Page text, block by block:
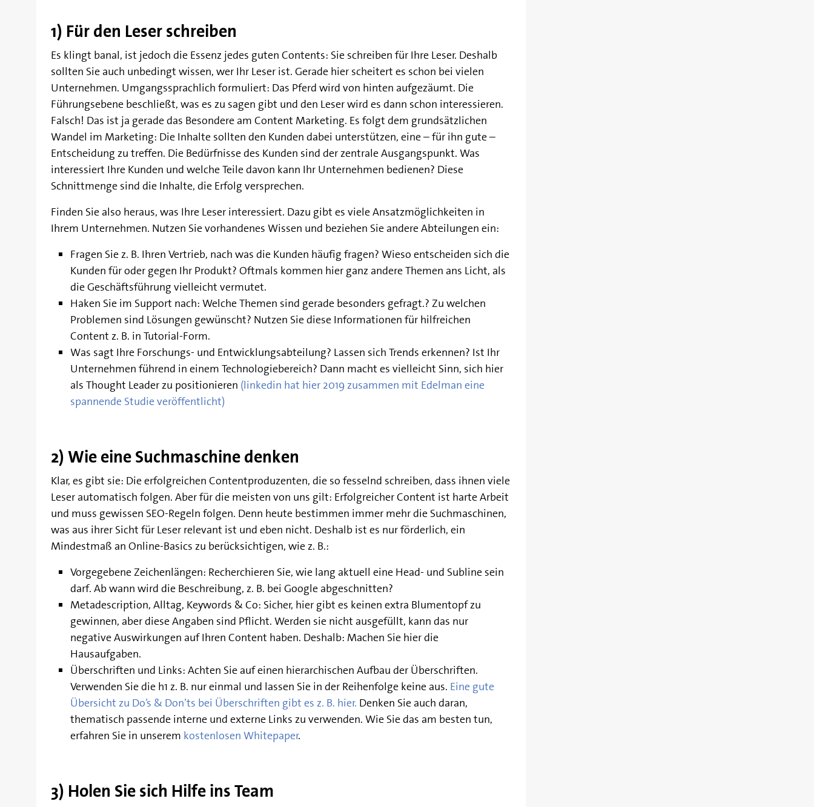
1) Für den Leser schreiben
Es klingt banal, ist jedoch die Essenz jedes guten Contents: Sie schreiben für Ihre Leser. Deshalb
sollten Sie auch unbedingt wissen, wer Ihr Leser ist. Gerade hier scheitert es schon bei vielen
Unternehmen. Umgangssprachlich formuliert: Das Pferd wird von hinten aufgezäumt. Die
Führungsebene beschließt, was es zu sagen gibt und den Leser wird es dann schon interessieren.
Falsch! Das ist ja gerade das Besondere am Content Marketing. Es folgt dem grundsätzlichen
Wandel im Marketing: Die Inhalte sollten den Kunden dabei unterstützen, eine – für ihn gute –
Entscheidung zu treffen. Die Bedürfnisse des Kunden sind der zentrale Ausgangspunkt. Was
interessiert Ihre Kunden und welche Teile davon kann Ihr Unternehmen bedienen? Diese
Schnittmenge sind die Inhalte, die Erfolg versprechen.
Finden Sie also heraus, was Ihre Leser interessiert. Dazu gibt es viele Ansatzmöglichkeiten in
Ihrem Unternehmen. Nutzen Sie vorhandenes Wissen und beziehen Sie andere Abteilungen ein:
Fragen Sie z. B. Ihren Vertrieb, nach was die Kunden häufig fragen? Wieso entscheiden sich die
Kunden für oder gegen Ihr Produkt? Oftmals kommen hier ganz andere Themen ans Licht, als
die Geschäftsführung vielleicht vermutet.
Haken Sie im Support nach: Welche Themen sind gerade besonders gefragt.? Zu welchen
Problemen sind Lösungen gewünscht? Nutzen Sie diese Informationen für hilfreichen
Content z. B. in Tutorial-Form.
Was sagt Ihre Forschungs- und Entwicklungsabteilung? Lassen sich Trends erkennen? Ist Ihr
Unternehmen führend in einem Technologiebereich? Dann macht es vielleicht Sinn, sich hier
als Thought Leader zu positionieren (linkedin hat hier 2019 zusammen mit Edelman eine
spannende Studie veröffentlicht)
2) Wie eine Suchmaschine denken
Klar, es gibt sie: Die erfolgreichen Contentproduzenten, die so fesselnd schreiben, dass ihnen viele
Leser automatisch folgen. Aber für die meisten von uns gilt: Erfolgreicher Content ist harte Arbeit
und muss gewissen SEO-Regeln folgen. Denn heute bestimmen immer mehr die Suchmaschinen,
was aus ihrer Sicht für Leser relevant ist und eben nicht. Deshalb ist es nur förderlich, ein
Mindestmaß an Online-Basics zu berücksichtigen, wie z. B.:
Vorgegebene Zeichenlängen: Recherchieren Sie, wie lang aktuell eine Head- und Subline sein
darf. Ab wann wird die Beschreibung, z. B. bei Google abgeschnitten?
Metadescription, Alltag, Keywords & Co: Sicher, hier gibt es keinen extra Blumentopf zu
gewinnen, aber diese Angaben sind Pflicht. Werden sie nicht ausgefüllt, kann das nur
negative Auswirkungen auf Ihren Content haben. Deshalb: Machen Sie hier die
Hausaufgaben.
Überschriften und Links: Achten Sie auf einen hierarchischen Aufbau der Überschriften.
Verwenden Sie die h1 z. B. nur einmal und lassen Sie in der Reihenfolge keine aus. Eine gute
Übersicht zu Do’s & Don’ts bei Überschriften gibt es z. B. hier. Denken Sie auch daran,
thematisch passende interne und externe Links zu verwenden. Wie Sie das am besten tun,
erfahren Sie in unserem kostenlosen Whitepaper.
3) Holen Sie sich Hilfe ins Team